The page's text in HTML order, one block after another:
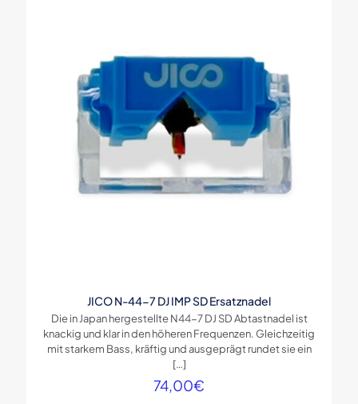
JICO N-44-7 DJ IMP SD Ersatznadel
Die in Japan hergestellte N44-7 DJ SD Abtastnadel ist
knackig und klar in den höheren Frequenzen. Gleichzeitig
mit starkem Bass, kräftig und ausgeprägt rundet sie ein
[…]
74,00€